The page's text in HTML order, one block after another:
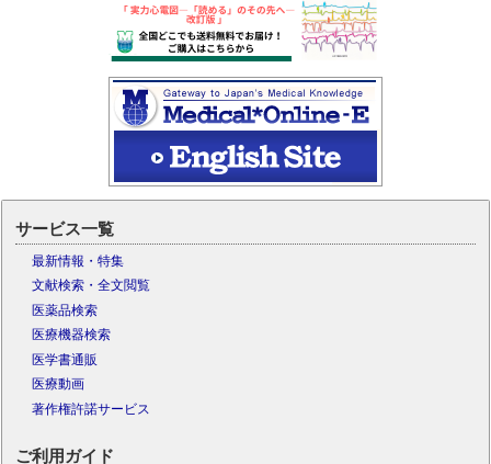
サービス一覧
最新情報・特集
文献検索・全文閲覧
医薬品検索
医療機器検索
医学書通販
医療動画
著作権許諾サービス
ご利用ガイド